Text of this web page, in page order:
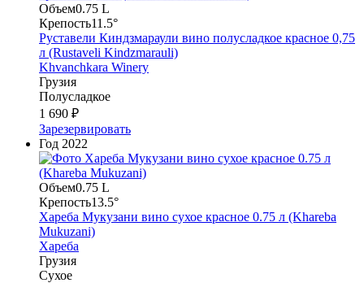
Объем0.75 L
Крепость11.5°
Руставели Киндзмараули вино полусладкое красное 0,75
л (Rustaveli Kindzmarauli)
Khvanchkara Winery
Грузия
Полусладкое
1 690 ₽
Зарезервировать
Год 2022
Объем0.75 L
Крепость13.5°
Хареба Мукузани вино сухое красное 0.75 л (Khareba
Mukuzani)
Хареба
Грузия
Сухое